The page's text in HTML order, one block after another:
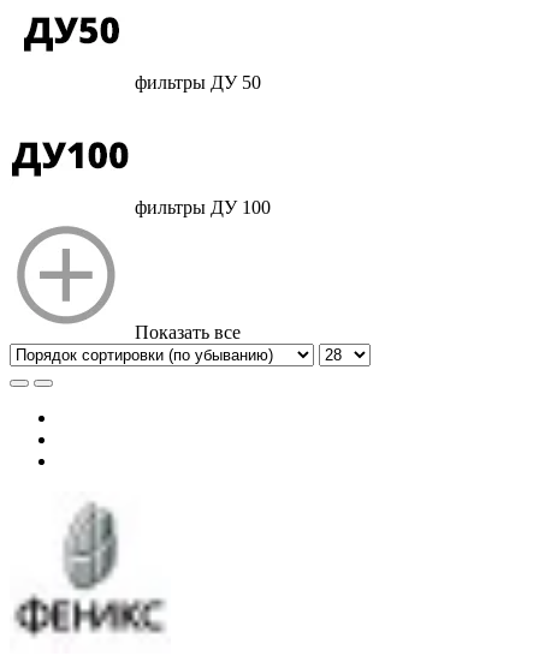
фильтры ДУ 50
фильтры ДУ 100
Показать все